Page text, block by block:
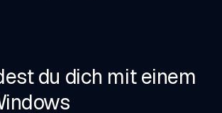
du dich mit einem